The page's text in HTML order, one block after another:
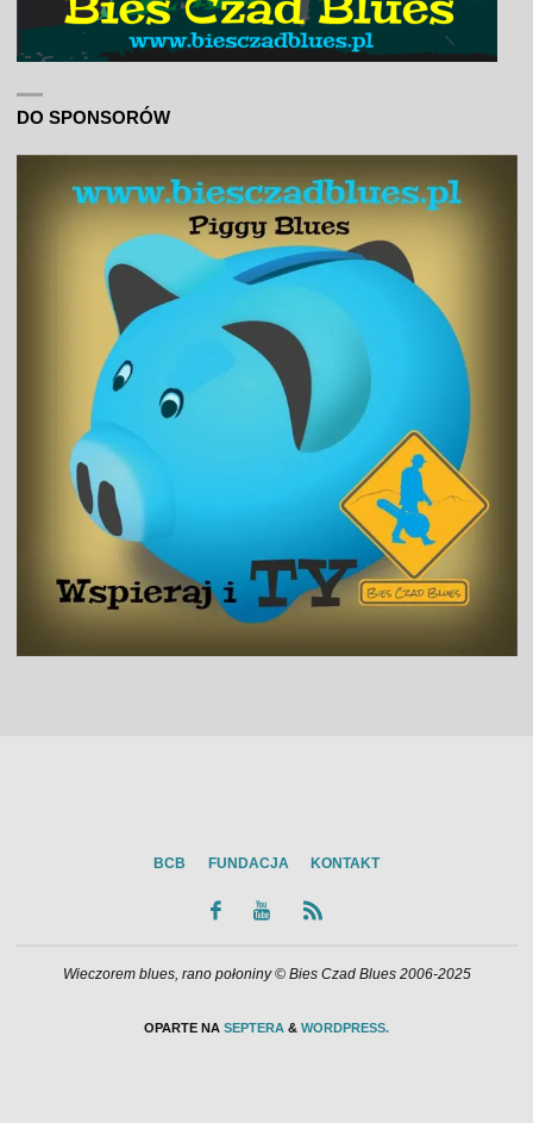
DO SPONSORÓW
BCB FUNDACJA KONTAKT
Wieczorem blues, rano połoniny © Bies Czad Blues 2006-2025
OPARTE NA SEPTERA & WORDPRESS.